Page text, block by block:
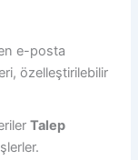
e-posta
özelleştirilebilir
Talep